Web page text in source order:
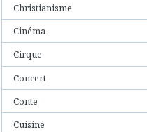
Christianisme
Cinéma
Cirque
Concert
Conte
Cuisine